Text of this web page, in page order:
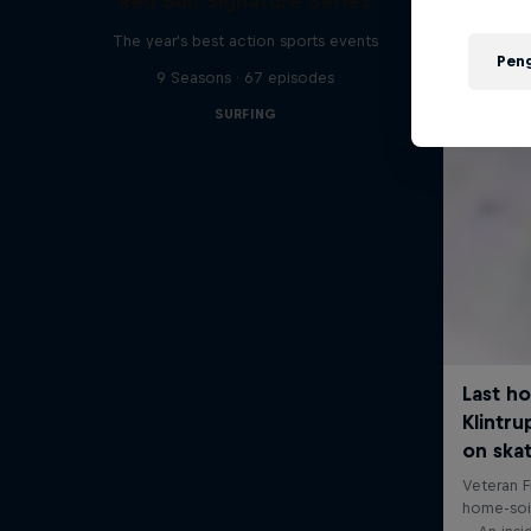
The year's best action sports events
9 Seasons · 67 episodes
SURFING